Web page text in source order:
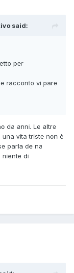
said:
per
racconto vi pare
da anni. Le altre
vita triste non è
parla de na
niente di